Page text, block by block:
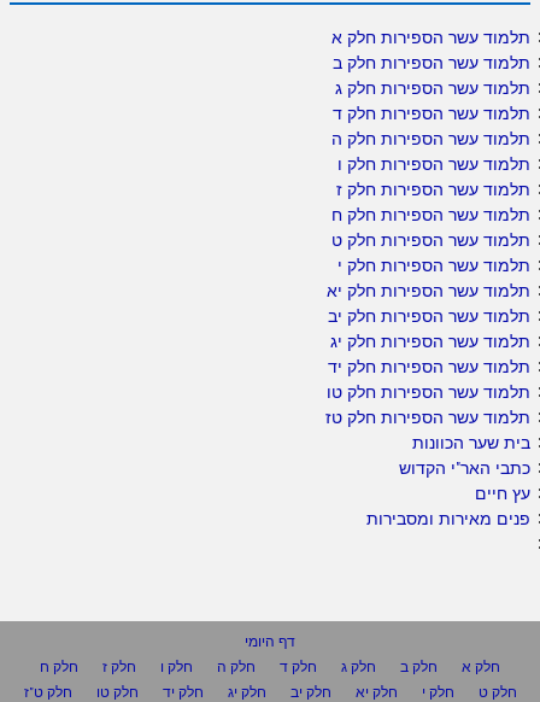
תלמוד עשר הספירות חלק א
תלמוד עשר הספירות חלק ב
תלמוד עשר הספירות חלק ג
תלמוד עשר הספירות חלק ד
תלמוד עשר הספירות חלק ה
תלמוד עשר הספירות חלק ו
תלמוד עשר הספירות חלק ז
תלמוד עשר הספירות חלק ח
תלמוד עשר הספירות חלק ט
תלמוד עשר הספירות חלק י
תלמוד עשר הספירות חלק יא
תלמוד עשר הספירות חלק יב
תלמוד עשר הספירות חלק יג
תלמוד עשר הספירות חלק יד
תלמוד עשר הספירות חלק טו
תלמוד עשר הספירות חלק טז
בית שער הכוונות
כתבי האר"י הקדוש
עץ חיים
פנים מאירות ומסבירות
דף היומי
חלק א
חלק ב חלק ג חלק ד חלק ה חלק ו חלק ז
חלק ח
חלק ט
חלק י חלק יא חלק יב חלק יג חלק יד חלק טו
חלק ט"ז